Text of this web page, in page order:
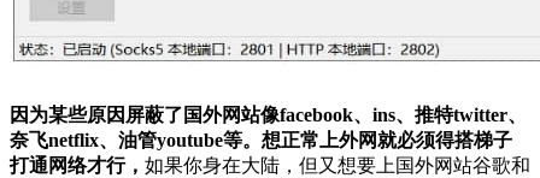
因为某些原因屏蔽了国外网站像facebook、ins、推特twitter、
奈飞netflix、油管youtube等。想正常上外网就必须得搭梯子
打通网络才行， 如果你身在大陆，但又想要上国外网站谷歌和